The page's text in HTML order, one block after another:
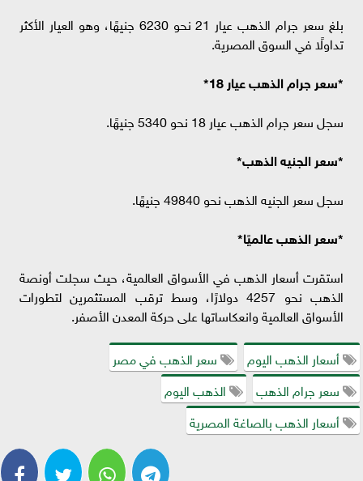
بلغ سعر جرام الذهب عيار 21 نحو 6230 جنيهًا، وهو العيار الأكثر
تداولًا في السوق المصرية.
*سعر جرام الذهب عيار 18*
سجل سعر جرام الذهب عيار 18 نحو 5340 جنيهًا.
*سعر الجنيه الذهب*
سجل سعر الجنيه الذهب نحو 49840 جنيهًا.
*سعر الذهب عالميًا*
استقرت أسعار الذهب في الأسواق العالمية، حيث سجلت أونصة
الذهب نحو 4257 دولارًا، وسط ترقب المستثمرين لتطورات
الأسواق العالمية وانعكاساتها على حركة المعدن الأصفر.
أسعار الذهب اليوم
سعر الذهب في مصر
سعر جرام الذهب
الذهب اليوم
أسعار الذهب بالصاغة المصرية